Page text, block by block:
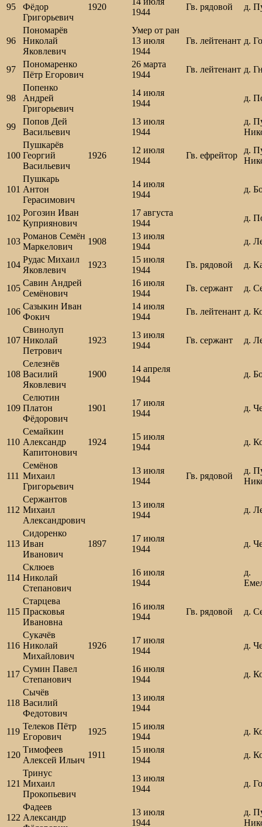
95
Фёдор
Григорьевич
1920
1944
Гв. рядовой д.
96
Пономарёв
Николай
Яковлевич
Умер от ран
13 июля
1944
Гв. лейтенант д.
97
Пономаренко
Пётр Егорович
26 марта
1944
Гв. лейтенант д.
98
Попенко
Андрей
Григорьевич
14 июля
1944
д.
99
Попов Дей
Васильевич
13 июля
1944
д.
100
Пушкарёв
Георгий
Васильевич
1926
12 июля
1944
Гв. ефрейтор
д.
101
Пушкарь
Антон
Герасимович
14 июля
1944
д.
102
Рогозин Иван
Куприянович
17 августа
1944
д.
103
Романов Семён
Маркелович
1908
13 июля
1944
д.
104
Рудас Михаил
Яковлевич
1923
15 июля
1944
Гв. рядовой д.
105
Савин Андрей
Семёнович
16 июля
1944
Гв. сержант д.
106
Сазыкин Иван
Фокич
14 июля
1944
Гв. лейтенант д.
107
Свинолуп
Николай
Петрович
1923
13 июля
1944
Гв. сержант д.
108
Селезнёв
Василий
Яковлевич
1900
14 апреля
1944
д.
109
Селютин
Платон
Фёдорович
1901
17 июля
1944
д.
110
Семайкин
Александр
Капитонович
1924
15 июля
1944
д.
111
Семёнов
Михаил
Григорьевич
13 июля
1944
Гв. рядовой
д.
112
Сержантов
Михаил
Александрович
13 июля
1944
д.
113
Сидоренко
Иван
Иванович
1897
17 июля
1944
д.
114
Склюев
Николай
Степанович
16 июля
1944
д.
115
Старцева
Прасковья
Ивановна
16 июля
1944
Гв. рядовой д.
116
Сукачёв
Николай
Михайлович
1926
17 июля
1944
д.
117
Сумин Павел
Степанович
16 июля
1944
д.
118
Сычёв
Василий
Федотович
13 июля
1944
119
Телеков Пётр
Егорович
1925
15 июля
1944
д.
120
Тимофеев
Алексей Ильич
1911
15 июля
1944
д.
121
Тринус
Михаил
Прокопьевич
13 июля
1944
д.
122
Фадеев
Александр
13 июля
1944
д.